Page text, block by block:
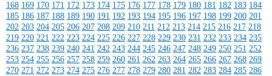
168 169 170 171 172 173 174 175 176 177 178 179 180 181 182 183 184
185 186 187 188 189 190 191 192 193 194 195 196 197 198 199 200 201
202 203 204 205 206 207 208 209 210 211 212 213 214 215 216 217 218
219 220 221 222 223 224 225 226 227 228 229 230 231 232 233 234 235
236 237 238 239 240 241 242 243 244 245 246 247 248 249 250 251 252
253 254 255 256 257 258 259 260 261 262 263 264 265 266 267 268 269
270 271 272 273 274 275 276 277 278 279 280 281 282 283 284 285 286